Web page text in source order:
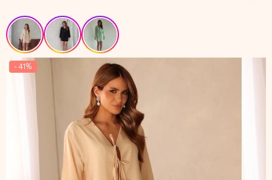
- 41%